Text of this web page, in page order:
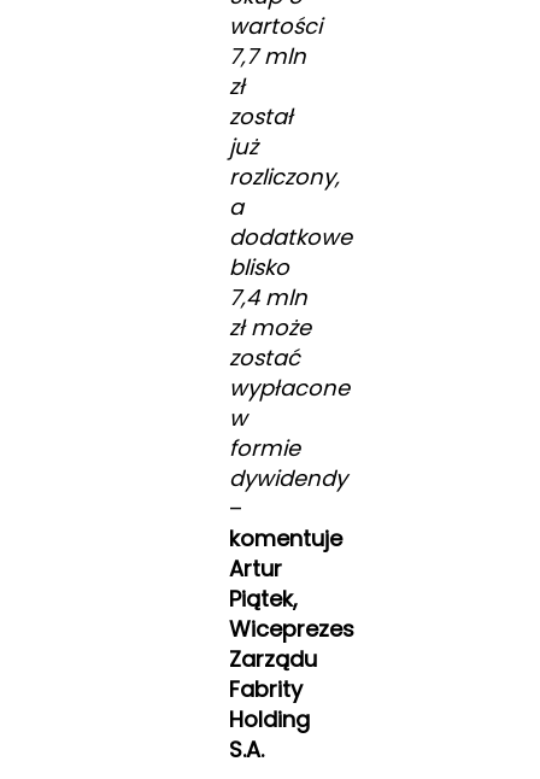
wartości
7,7 mln
zł
został
już
rozliczony,
a
dodatkowe
blisko
7,4 mln
zł może
zostać
wypłacone
w
formie
dywidendy
–
komentuje
Artur
Piątek,
Wiceprezes
Zarządu
Fabrity
Holding
S.A.